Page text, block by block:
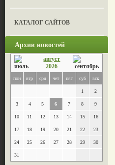
КАТАЛОГ САЙТОВ
Архив новостей
август
2026
пон втр срд чет пят суб вск
1 2
3 4 5 6 7 8 9
10 11 12 13 14 15 16
17 18 19 20 21 22 23
24 25 26 27 28 29 30
31